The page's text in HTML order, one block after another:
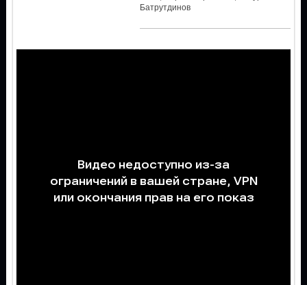
Батрутдинов